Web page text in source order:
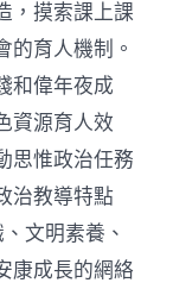
，摸索課上課
的育人機制。
和偉年夜成
資源育人效
思惟政治任務
治教導特點
文明素養、
康成長的網絡